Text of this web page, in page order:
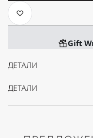
Gift
ДЕТАЛИ
ДЕТАЛИ